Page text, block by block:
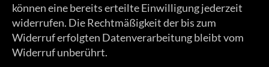
können eine bereits erteilte Einwilligung jederzeit
widerrufen. Die Rechtmäßigkeit der bis zum
Widerruf erfolgten Datenverarbeitung bleibt vom
Widerruf unberührt.